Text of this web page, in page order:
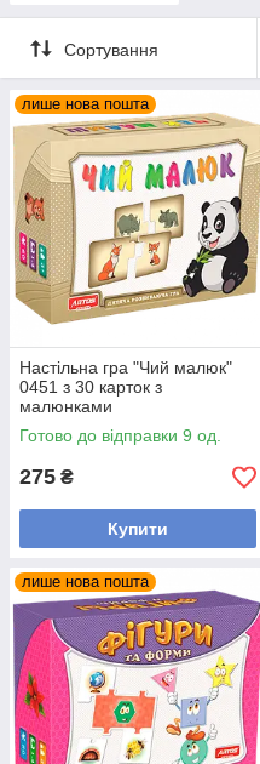
Сортування
лише нова пошта
Настільна гра "Чий малюк"
0451 з 30 карток з
малюнками
Готово до відправки 9 од.
275 ₴
Купити
лише нова пошта